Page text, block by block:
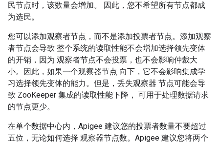
民节点时，该数量会增加。 因此，您不希望所有节点都成
为选民。
您可以添加观察者节点，而不是添加投票者节点。添加观察
者节点会导致 整个系统的读取性能不会增加选择领先变体
的开销，因为 观察者节点不会投票，也不会影响仲裁大
小。因此，如果一个观察器节点 向下，它不会影响集成学
习选择领先变体的能力。但是，丢失观察器 节点可能会导
致 ZooKeeper 集成的读取性能下降， 可用于处理数据请求
的节点更少。
在单个数据中心内，Apigee 建议您的投票者数量不要超过
五位，无论如何选择 观察器节点数。Apigee 建议您将两个